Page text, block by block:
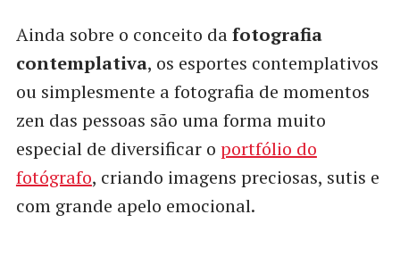
Ainda sobre o conceito dafotografia
contemplativa, os esportes contemplativos
ou simplesmente a fotografia de momentos
zen das pessoas são uma forma muito
especial de diversificar o portfólio do
fotógrafo, criando imagens preciosas, sutis e
com grande apelo emocional.